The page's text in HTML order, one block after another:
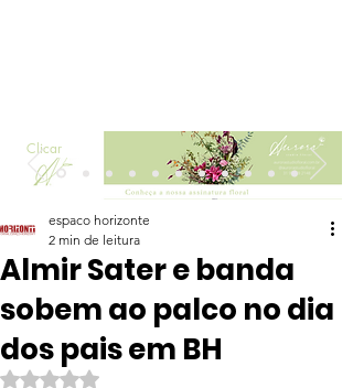
Clicar
Almir Sater e banda
sobem ao palco no dia
dos pais em BH
espaco horizonte
2 min de leitura
Avaliado com NaN de 5 estrelas.